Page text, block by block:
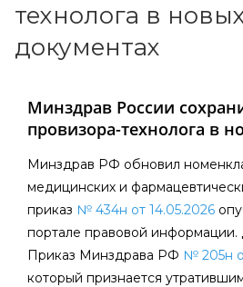
технолога в
документах
Минздрав России
провизора-технолога в
Минздрав РФ обновил
медицинских и
приказ № 434н от 14.05.2026
портале правовой информации.
Приказ Минздрава РФ № 205н
который признается